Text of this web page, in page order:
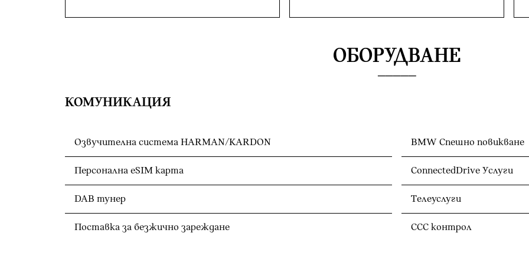
ОБОРУДВАНЕ
КОМУНИКАЦИЯ
Озвучителна система HARMAN/KARDON
Персонална eSIM карта
DAB тунер
Поставка за безжично зареждане
BMW Спешно повикване
ConnectedDrive Услуги
Телеуслуги
CCC контрол